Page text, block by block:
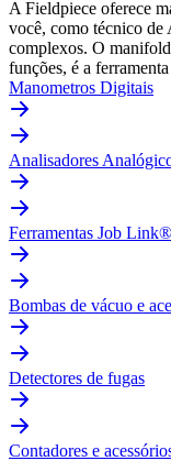
A Fieldpiece oferece
você, como técnico de
complexos. O
funções, é a
Manometros Digitais
Analisadores
Ferramentas Job
Bombas de vácuo e
Detectores de fugas
Contadores e